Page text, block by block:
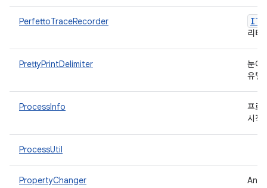
PerfettoTraceRecorder
리티
PrettyPrintDelimiter
눈에
유틸
ProcessInfo
프로
시작
ProcessUtil
PropertyChanger